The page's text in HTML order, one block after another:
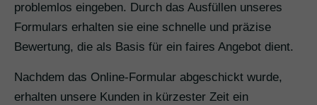
problemlos eingeben. Durch das Ausfüllen unseres
Formulars erhalten sie eine schnelle und präzise
Bewertung, die als Basis für ein faires Angebot dient.
Nachdem das Online-Formular abgeschickt wurde,
erhalten unsere Kunden in kürzester Zeit ein